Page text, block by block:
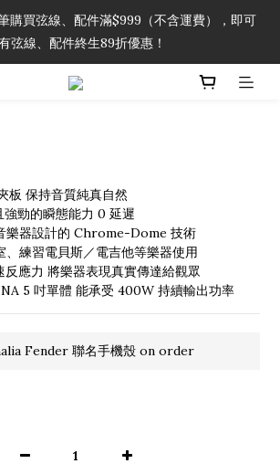
購買弦線、配件滿$999（不含運費），即可
弦線、配件終生89折優惠！
購買弦線、配件滿$999（不含運費），即可
弦線、配件終生89折優惠！
元購物金。 加入購物車查看更多折扣！
購買弦線、配件滿$999（不含運費），即可
板 保持音質純真自然
強勁的瞬態能力 0 延遲
樂器設計的 Chrome-Dome 技術
、練習電貝斯／電吉他等樂器使用
反應力 將樂器表現真實傳達給觀眾
5 吋單體 能承受 400W 持續輸出功率
Fender 聯名手機殼 on order